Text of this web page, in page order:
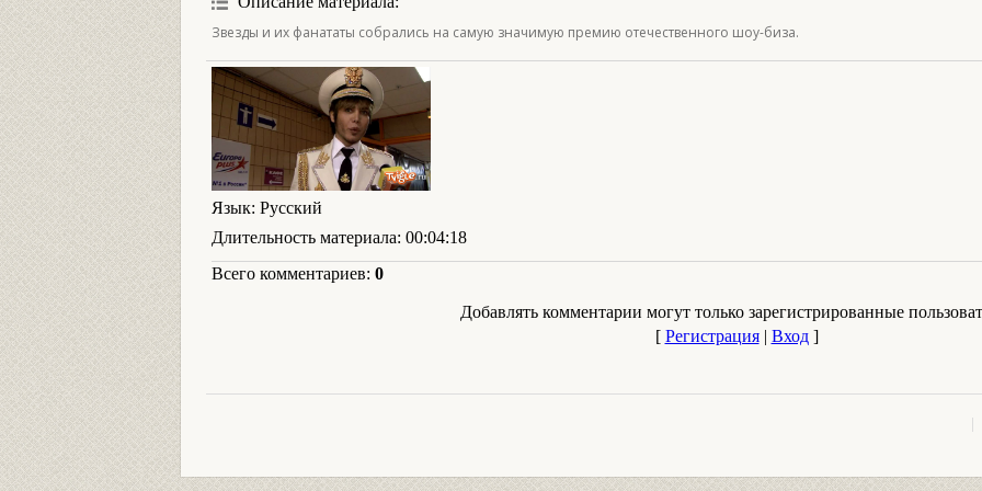
Звезды и их фанататы собрались на самую значимую премию отечественного шоу-биза.
Язык: Русский
Длительность материала: 00:04:18
Всего комментариев: 0
Добавлять комментарии могут только зарегистрированные
[ Регистрация| Вход]